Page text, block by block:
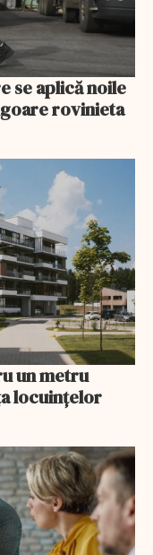
se aplică noile
rovinieta
un metru
locuințelor